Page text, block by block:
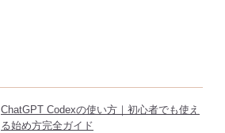
ChatGPT Codexの使い方｜初心者でも使え
る始め方完全ガイド